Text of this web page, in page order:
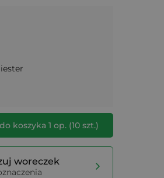
koszyka1 op. (10 szt.)
woreczek